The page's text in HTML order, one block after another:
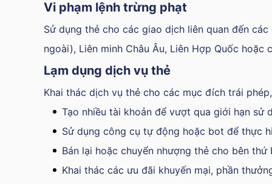
Vi phạm lệnh trừng phạt
Sử dụng thẻ cho các giao dịch liên quan đến
ngoài), Liên minh Châu Âu, Liên Hợp Quốc hoặc
Lạm dụng dịch vụ thẻ
Khai thác dịch vụ thẻ cho các mục đích trái
Tạo nhiều tài khoản để vượt qua giới hạn sử
Sử dụng công cụ tự động hoặc bot để thực
Bán lại hoặc chuyển nhượng thẻ cho bên
Khai thác các ưu đãi khuyến mại, phần